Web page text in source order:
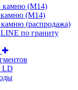
камню (M14)
(M14)
(распродажа)
по граниту
LD